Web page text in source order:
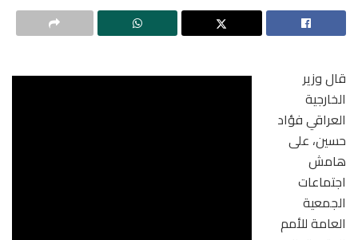
قال وزير
الخارجية
العراقي فؤاد
حسين، على
هامش
اجتماعات
الجمعية
العامة للأمم